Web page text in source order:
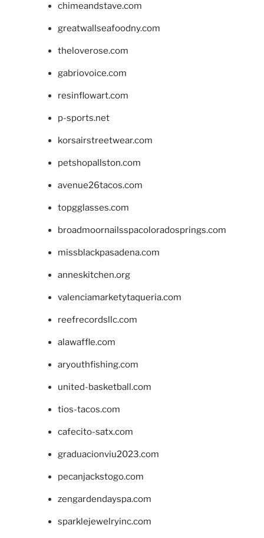
chimeandstave.com
greatwallseafoodny.com
theloverose.com
gabriovoice.com
resinflowart.com
p-sports.net
korsairstreetwear.com
petshopallston.com
avenue26tacos.com
topgglasses.com
broadmoornailsspacoloradosprings.com
missblackpasadena.com
anneskitchen.org
valenciamarketytaqueria.com
reefrecordsllc.com
alawaffle.com
aryouthfishing.com
united-basketball.com
tios-tacos.com
cafecito-satx.com
graduacionviu2023.com
pecanjackstogo.com
zengardendayspa.com
sparklejewelryinc.com